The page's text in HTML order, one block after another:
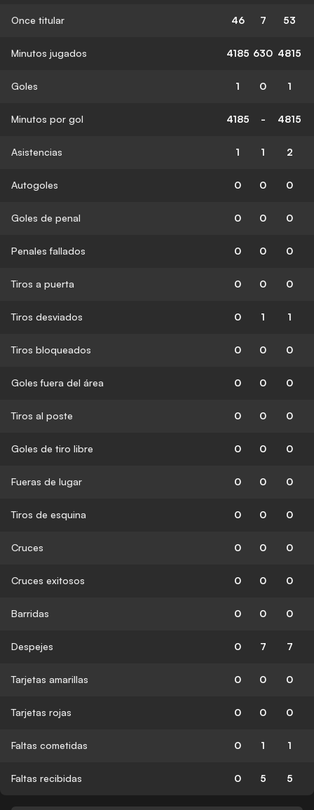
Once titular 46 7 53
Minutos jugados 4185 630 4815
Goles 1 0 1
Minutos por gol 4185 - 4815
Asistencias 1 1 2
Autogoles 0 0 0
Goles de penal 0 0 0
Penales fallados 0 0 0
Tiros a puerta 0 0 0
Tiros desviados 0 1 1
Tiros bloqueados 0 0 0
Goles fuera del área 0 0 0
Tiros al poste 0 0 0
Goles de tiro libre 0 0 0
Fueras de lugar 0 0 0
Tiros de esquina 0 0 0
Cruces 0 0 0
Cruces exitosos 0 0 0
Barridas 0 0 0
Despejes 0 7 7
Tarjetas amarillas 0 0 0
Tarjetas rojas 0 0 0
Faltas cometidas 0 1 1
Faltas recibidas 0 5 5